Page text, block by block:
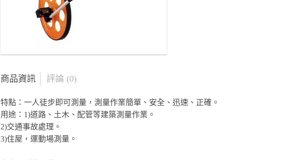
商品資訊 評論 (0)
特點：一人徒步即可測量，測量作業簡單、安全、迅速、正確。
用途：1)道路、土木、配管等建築測量作業。
2)交通事故處理。
3)住屋，運動場測量。